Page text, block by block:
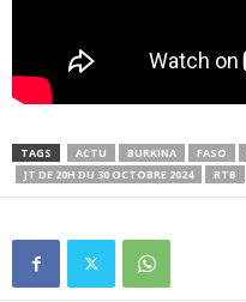
TAGS ACTU BURKINA FASO
JT DE 20H DU 30 OCTOBRE 2024
RTB